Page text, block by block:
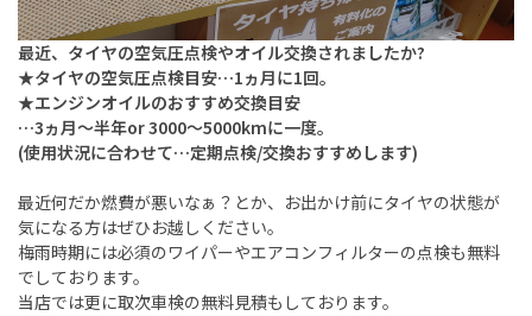
最近、タイヤの空気圧点検やオイル交換されましたか?
★タイヤの空気圧点検目安…1ヵ月に1回。
★エンジンオイルのおすすめ交換目安
…3ヵ月～半年or 3000～5000kmに一度。
(使用状況に合わせて…定期点検/交換おすすめします)
最近何だか燃費が悪いなぁ？とか、お出かけ前にタイヤの状態が
気になる方はぜひお越しください。
梅雨時期には必須のワイパーやエアコンフィルターの点検も無料
でしております。
当店では更に取次車検の無料見積もしております。